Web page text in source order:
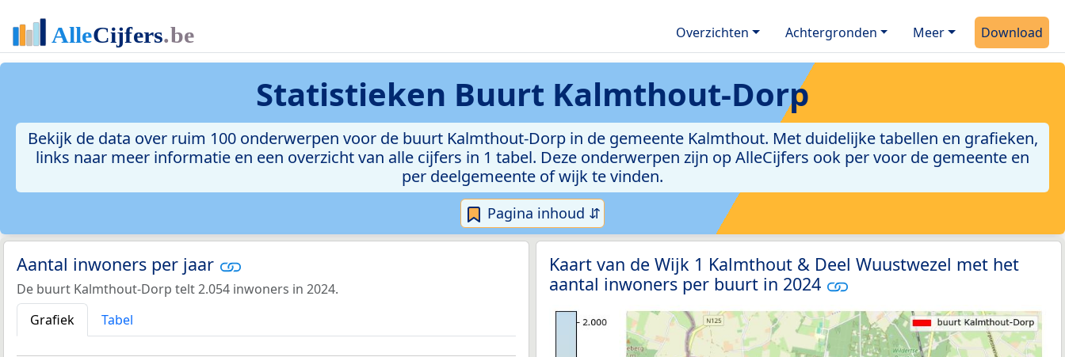
Overzichten Achtergronden Meer Download
Statistieken Buurt Kalmthout-Dorp
Bekijk de data over ruim 100 onderwerpen voor de buurt Kalmthout-Dorp in de gemeente Kalmthout. Met duidelijke tabellen en grafieken,
links naar meer informatie en een overzicht van alle cijfers in 1 tabel. Deze onderwerpen zijn op AlleCijfers ook per voor de gemeente en
per deelgemeente of wijk te vinden.
Pagina inhoud ⇵
Aantal inwoners per jaar
De buurt Kalmthout-Dorp telt 2.054 inwoners in 2024.
Grafiek
Tabel
Kaart van de Wijk 1 Kalmthout & Deel Wuustwezel met het
aantal inwoners per buurt in 2024